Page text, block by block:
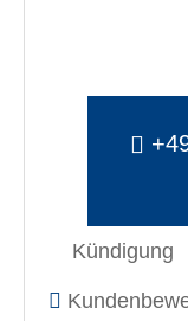
Kündigung